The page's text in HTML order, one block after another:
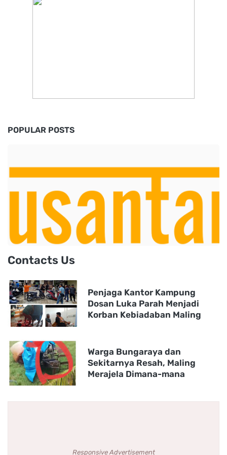
POPULAR POSTS
Contacts Us
Penjaga Kantor Kampung
Dosan Luka Parah Menjadi
Korban Kebiadaban Maling
Warga Bungaraya dan
Sekitarnya Resah, Maling
Merajela Dimana-mana
Responsive Advertisement